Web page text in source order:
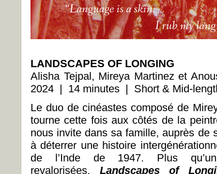
LANDSCAPES OF LONGING
Alisha Tejpal, Mireya Martinez et
2024 | 14 minutes | Short & Mid-
Le duo de cinéastes composé de
tourne cette fois aux côtés de la
nous invite dans sa famille, auprès de
à déterrer une histoire
de l’Inde de 1947. Plus
revalorisées, Landscapes of